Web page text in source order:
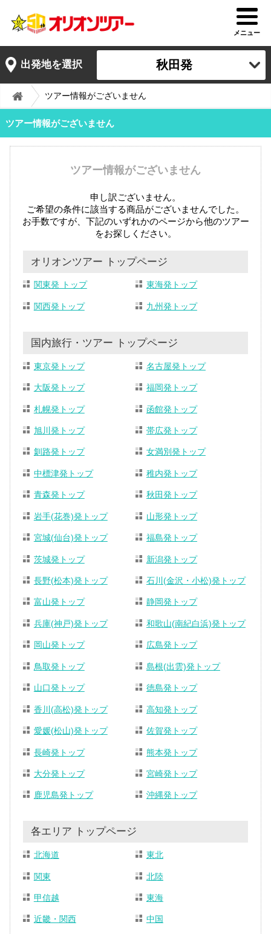
メニュー
出発地を選択 秋田発
ツアー情報がございません
ツアー情報がございません
ツアー情報がございません
申し訳ございません。
ご希望の条件に該当する商品がございませんでした。
お手数ですが、下記のいずれかのページから他のツアー
をお探しください。
オリオンツアー トップページ
関東発 トップ 東海発トップ
関西発トップ 九州発トップ
国内旅行・ツアー トップページ
東京発トップ 名古屋発トップ
大阪発トップ 福岡発トップ
札幌発トップ 函館発トップ
旭川発トップ 帯広発トップ
釧路発トップ 女満別発トップ
中標津発トップ 稚内発トップ
青森発トップ 秋田発トップ
岩手(花巻)発トップ 山形発トップ
宮城(仙台)発トップ 福島発トップ
茨城発トップ 新潟発トップ
長野(松本)発トップ 石川(金沢・小松)発トップ
富山発トップ 静岡発トップ
兵庫(神戸)発トップ 和歌山(南紀白浜)発トップ
岡山発トップ 広島発トップ
鳥取発トップ 島根(出雲)発トップ
山口発トップ 徳島発トップ
香川(高松)発トップ 高知発トップ
愛媛(松山)発トップ 佐賀発トップ
長崎発トップ 熊本発トップ
大分発トップ 宮崎発トップ
鹿児島発トップ 沖縄発トップ
各エリア トップページ
北海道 東北
関東 北陸
甲信越 東海
近畿・関西 中国